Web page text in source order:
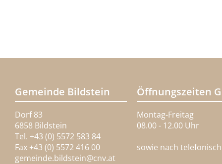
Gemeinde Bildstein
Dorf 83
6858 Bildstein
Tel. +43 (0) 5572 583 84
Fax +43 (0) 5572 416 00
gemeinde.bildstein@cnv.at
Öffnungszeiten
Montag-Freitag
08.00 - 12.00 Uhr
sowie nach